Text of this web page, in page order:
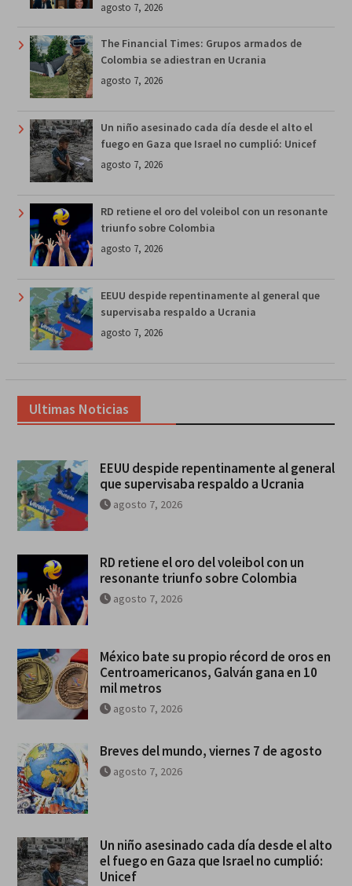
agosto 7, 2026
The Financial Times: Grupos armados de
Colombia se adiestran en Ucrania
agosto 7, 2026
Un niño asesinado cada día desde el alto el
fuego en Gaza que Israel no cumplió: Unicef
agosto 7, 2026
RD retiene el oro del voleibol con un resonante
triunfo sobre Colombia
agosto 7, 2026
EEUU despide repentinamente al general que
supervisaba respaldo a Ucrania
agosto 7, 2026
Ultimas Noticias
EEUU despide repentinamente al general
que supervisaba respaldo a Ucrania
agosto 7, 2026
RD retiene el oro del voleibol con un
resonante triunfo sobre Colombia
agosto 7, 2026
México bate su propio récord de oros en
Centroamericanos, Galván gana en 10
mil metros
agosto 7, 2026
Breves del mundo, viernes 7 de agosto
agosto 7, 2026
Un niño asesinado cada día desde el alto
el fuego en Gaza que Israel no cumplió:
Unicef